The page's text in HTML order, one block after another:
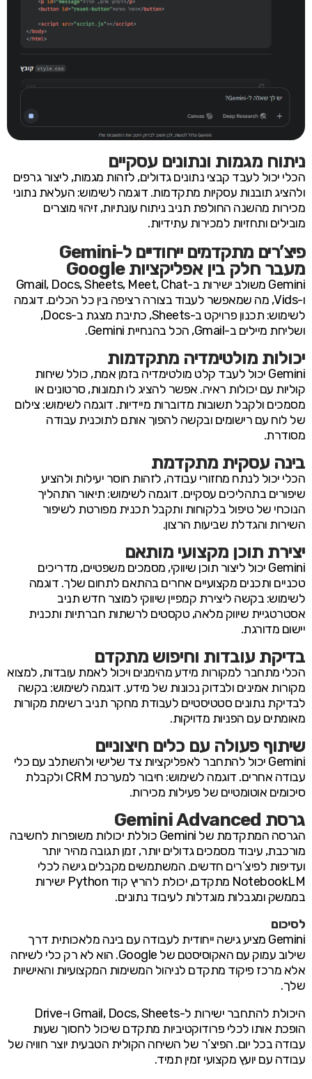
ניתוח מגמות ונתונים עסקיים
הכלי יכול לעבד קבצי נתונים גדולים, לזהות מגמות, ליצור גרפים
ולהציג תובנות עסקיות מתקדמות. דוגמה לשימוש: העלאת נתוני
מכירות מהשנה החולפת תניב ניתוח עונתיות, זיהוי מוצרים
מובילים ותחזיות למכירות עתידיות.
פיצ’רים מתקדמים ייחודיים ל-Gemini
מעבר חלק בין אפליקציות Google
Gemini משולב ישירות ב-Gmail, Docs, Sheets, Meet, Chat
ו-Vids, מה שמאפשר לעבוד בצורה רציפה בין כל הכלים. דוגמה
לשימוש: תכנון פרויקט ב-Sheets, כתיבת מצגת ב-Docs,
ושליחת מיילים ב-Gmail, הכל בהנחיית Gemini.
יכולות מולטימדיה מתקדמות
Gemini יכול לעבד קלט מולטימדיה בזמן אמת, כולל שיחות
קוליות עם יכולות ראיה. אפשר להציג לו תמונות, סרטונים או
מסמכים ולקבל תשובות מדוברות מיידיות. דוגמה לשימוש: צילום
של לוח עם רישומים ובקשה להפוך אותם לתוכנית עבודה
מסודרת.
בינה עסקית מתקדמת
הכלי יכול לנתח מחזורי עבודה, לזהות חוסר יעילות ולהציע
שיפורים בתהליכים עסקיים. דוגמה לשימוש: תיאור התהליך
הנוכחי של טיפול בלקוחות ותקבל תכנית מפורטת לשיפור
השירות והגדלת שביעות הרצון.
יצירת תוכן מקצועי מותאם
Gemini יכול ליצור תוכן שיווקי, מסמכים משפטיים, מדריכים
טכניים ותכנים מקצועיים אחרים בהתאם לתחום שלך. דוגמה
לשימוש: בקשה ליצירת קמפיין שיווקי למוצר חדש תניב
אסטרטגיית שיווק מלאה, טקסטים לרשתות חברתיות ותכנית
יישום מדורגת.
בדיקת עובדות וחיפוש מתקדם
הכלי מתחבר למקורות מידע מהימנים ויכול לאמת עובדות, למצוא
מקורות אמינים ולבדוק נכונות של מידע. דוגמה לשימוש: בקשה
לבדיקת נתונים סטטיסטיים לעבודת מחקר תניב רשימת מקורות
מאומתים עם הפניות מדויקות.
שיתוף פעולה עם כלים חיצוניים
Gemini יכול להתחבר לאפליקציות צד שלישי ולהשתלב עם כלי
עבודה אחרים. דוגמה לשימוש: חיבור למערכת CRM ולקבלת
סיכומים אוטומטיים של פעילות מכירות.
גרסת Gemini Advanced
הגרסה המתקדמת של Gemini כוללת יכולות משופרות לחשיבה
מורכבת, עיבוד מסמכים גדולים יותר, זמן תגובה מהיר יותר
ועדיפות לפיצ’רים חדשים. המשתמשים מקבלים גישה לכלי
NotebookLM מתקדם, יכולת להריץ קוד Python ישירות
בממשק ומגבלות מוגדלות לעיבוד נתונים.
לסיכום
Gemini מציע גישה ייחודית לעבודה עם בינה מלאכותית דרך
שילוב עמוק עם האקוסיסטם של Google. הוא לא רק כלי לשיחה
אלא מרכז פיקוד מתקדם לניהול המשימות המקצועיות והאישיות
שלך.
היכולת להתחבר ישירות ל-Gmail, Docs, Sheets ו-Drive
הופכת אותו לכלי פרודוקטיביות מתקדם שיכול לחסוך שעות
עבודה בכל יום. הפיצ’ר של השיחה הקולית הטבעית יוצר חוויה של
עבודה עם יועץ מקצועי זמין תמיד.